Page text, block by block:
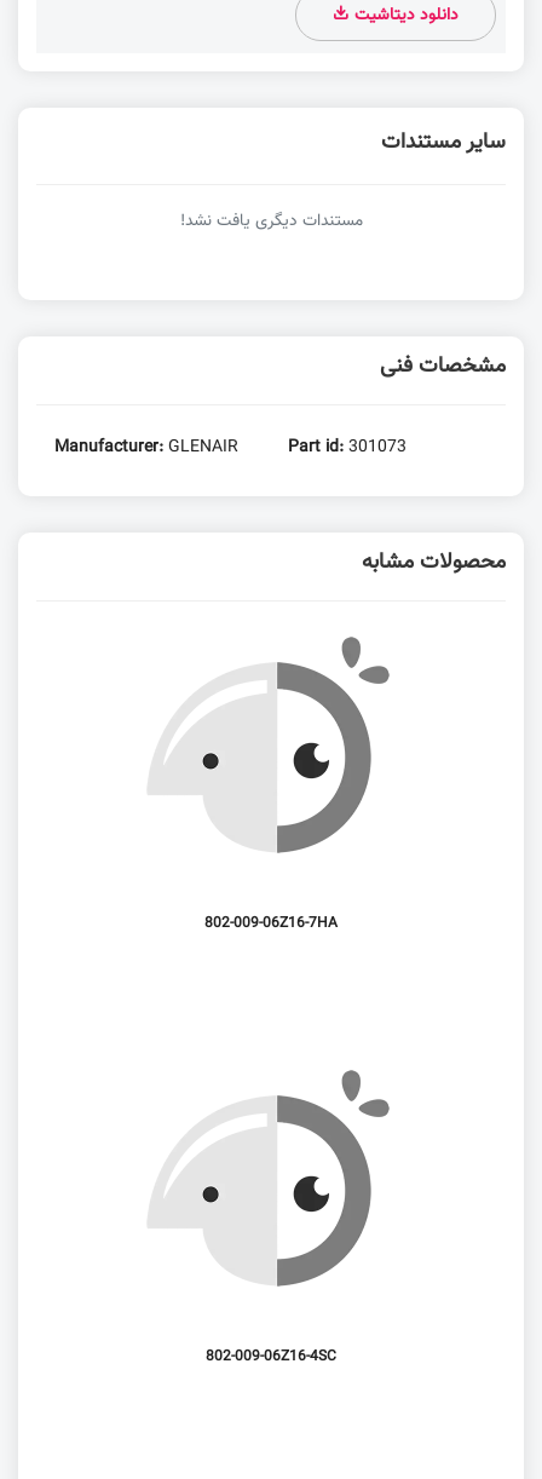
دانلود دیتاشیت
سایر مستندات
مستندات دیگری یافت نشد!
مشخصات فنی
Manufacturer:GLENAIR Part id:301073
محصولات مشابه
802-009-06Z16-7HA
802-009-06Z16-4SC